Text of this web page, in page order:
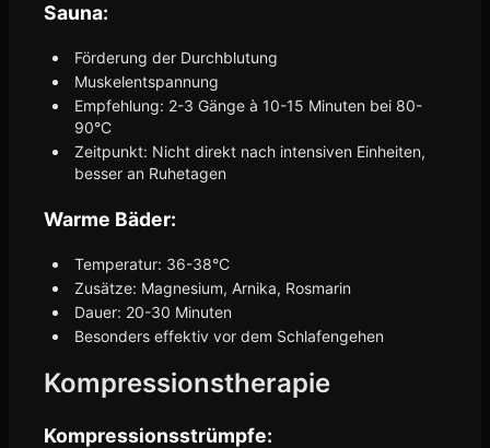
Sauna:
Förderung der Durchblutung
Muskelentspannung
Empfehlung: 2-3 Gänge à 10-15 Minuten bei 80-
90°C
Zeitpunkt: Nicht direkt nach intensiven Einheiten,
besser an Ruhetagen
Warme Bäder:
Temperatur: 36-38°C
Zusätze: Magnesium, Arnika, Rosmarin
Dauer: 20-30 Minuten
Besonders effektiv vor dem Schlafengehen
Kompressionstherapie
Kompressionsstrümpfe: